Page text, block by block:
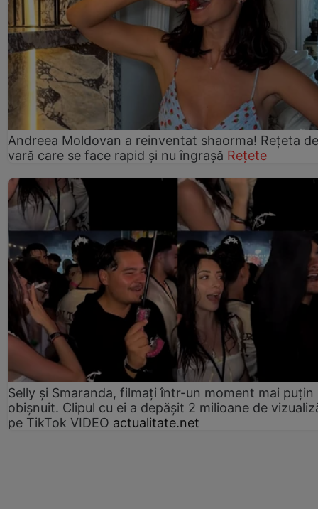
Andreea Moldovan a reinventat shaorma! Rețeta de
vară care se face rapid și nu îngrașă Rețete
Selly și Smaranda, filmați într-un moment mai puțin
obișnuit. Clipul cu ei a depășit 2 milioane de
pe TikTok VIDEO actualitate.net